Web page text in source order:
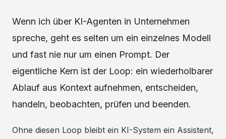
Wenn ich über KI-Agenten in Unternehmen
spreche, geht es selten um ein einzelnes Modell
und fast nie nur um einen Prompt. Der
eigentliche Kern ist der Loop: ein wiederholbarer
Ablauf aus Kontext aufnehmen, entscheiden,
handeln, beobachten, prüfen und beenden.
Ohne diesen Loop bleibt ein KI-System ein Assistent,